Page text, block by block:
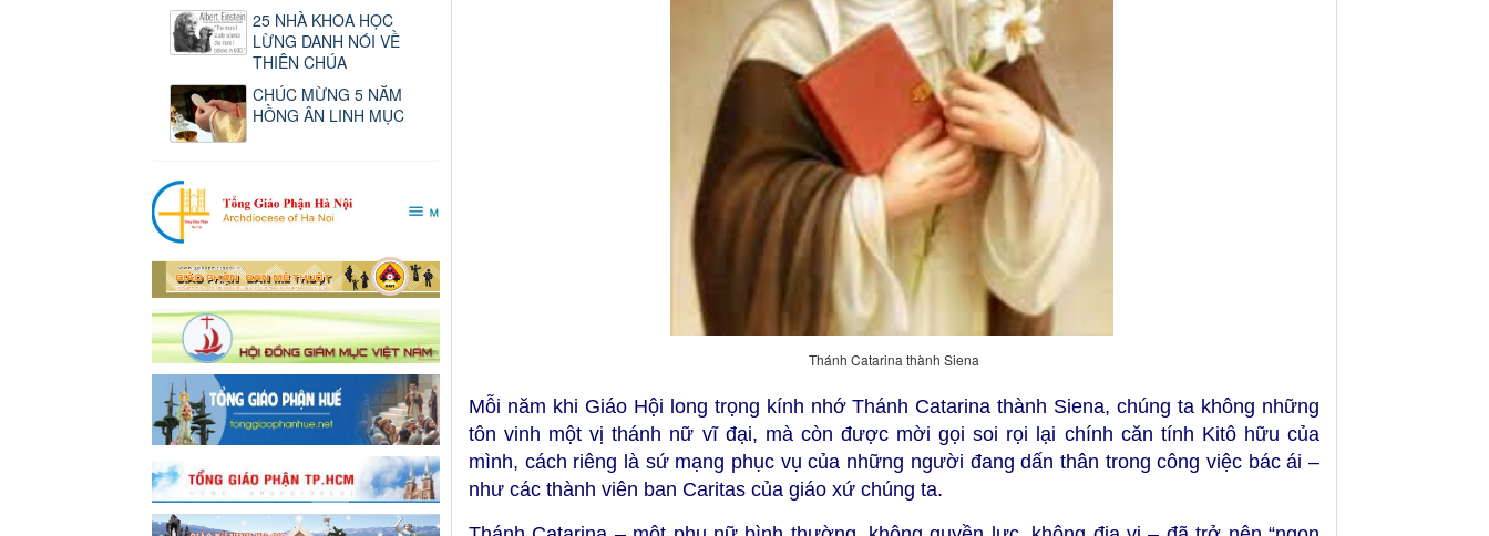
Thánh Catarina thành Siena
Mỗi năm khi Giáo Hội long trọng kính nhớ Thánh Catarina thành Siena, chúng ta không những
tôn vinh một vị thánh nữ vĩ đại, mà còn được mời gọi soi rọi lại chính căn tính Kitô hữu của
mình, cách riêng là sứ mạng phục vụ của những người đang dấn thân trong công việc bác ái –
như các thành viên ban Caritas của giáo xứ chúng ta.
25 NHÀ KHOA HỌC
LỪNG DANH NÓI VỀ
THIÊN CHÚA
CHÚC MỪNG 5 NĂM
HỒNG ÂN LINH MỤC